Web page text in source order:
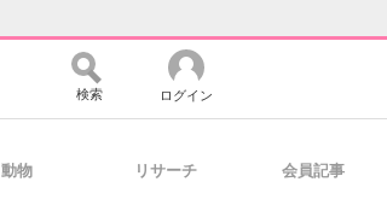
検索 ログイン
動物 リサーチ 会員記事